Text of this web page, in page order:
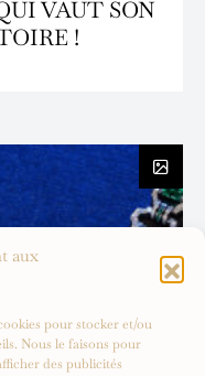
aux
pour stocker et/ou
Nous le faisons pour
des publicités
VAUT SON
!